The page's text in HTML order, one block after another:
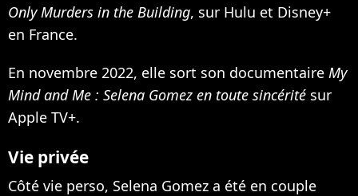
Only Murders in the Building, sur Hulu et Disney+
en France.
En novembre 2022, elle sort son documentaire My
Mind and Me : Selena Gomez en toute sincérité sur
Apple TV+.
Vie privée
Côté vie perso, Selena Gomez a été en couple